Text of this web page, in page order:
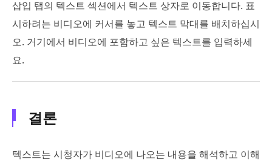
삽입 탭의 텍스트 섹션에서 텍스트 상자로 이동합니다. 표
시하려는 비디오에 커서를 놓고 텍스트 막대를 배치하십시
오. 거기에서 비디오에 포함하고 싶은 텍스트를 입력하세
요.
결론
텍스트는 시청자가 비디오에 나오는 내용을 해석하고 이해